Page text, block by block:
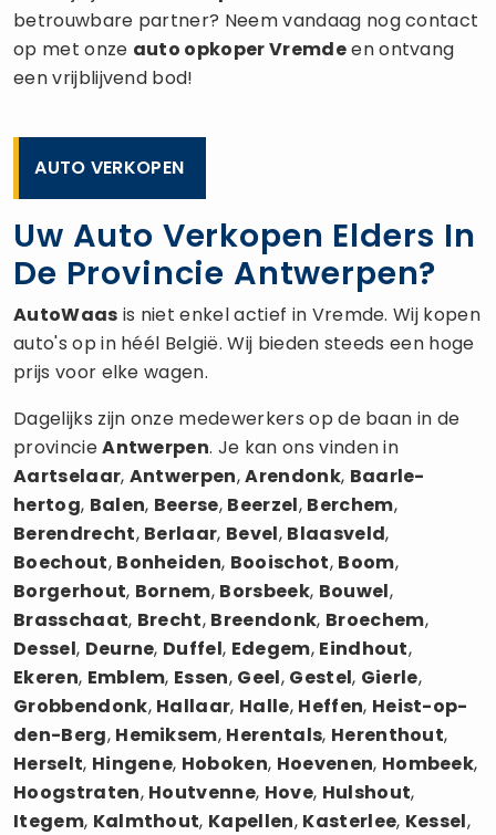
betrouwbare partner? Neem vandaag nog contact
op met onze auto opkoperVremdeen ontvang
een vrijblijvend bod!
AUTO VERKOPEN
Uw Auto Verkopen Elders In
De Provincie Antwerpen?
AutoWaas is niet enkel actief in Vremde. Wij kopen
auto's op in héél België. Wij bieden steeds een hoge
prijs voor elke wagen.
Dagelijks zijn onze medewerkers op de baan in de
provincieAntwerpen. Je kan ons vinden in
Aartselaar, Antwerpen,Arendonk, Baarle-
hertog, Balen, Beerse, Beerzel, Berchem,
Berendrecht, Berlaar, Bevel, Blaasveld,
Boechout, Bonheiden, Booischot, Boom,
Borgerhout, Bornem, Borsbeek, Bouwel,
Brasschaat, Brecht, Breendonk, Broechem,
Dessel, Deurne, Duffel, Edegem, Eindhout,
Ekeren, Emblem, Essen, Geel, Gestel, Gierle,
Grobbendonk, Hallaar, Halle, Heffen, Heist-op-
den-Berg, Hemiksem, Herentals, Herenthout,
Herselt, Hingene, Hoboken, Hoevenen, Hombeek,
Hoogstraten, Houtvenne, Hove, Hulshout,
Itegem, Kalmthout, Kapellen, Kasterlee, Kessel,